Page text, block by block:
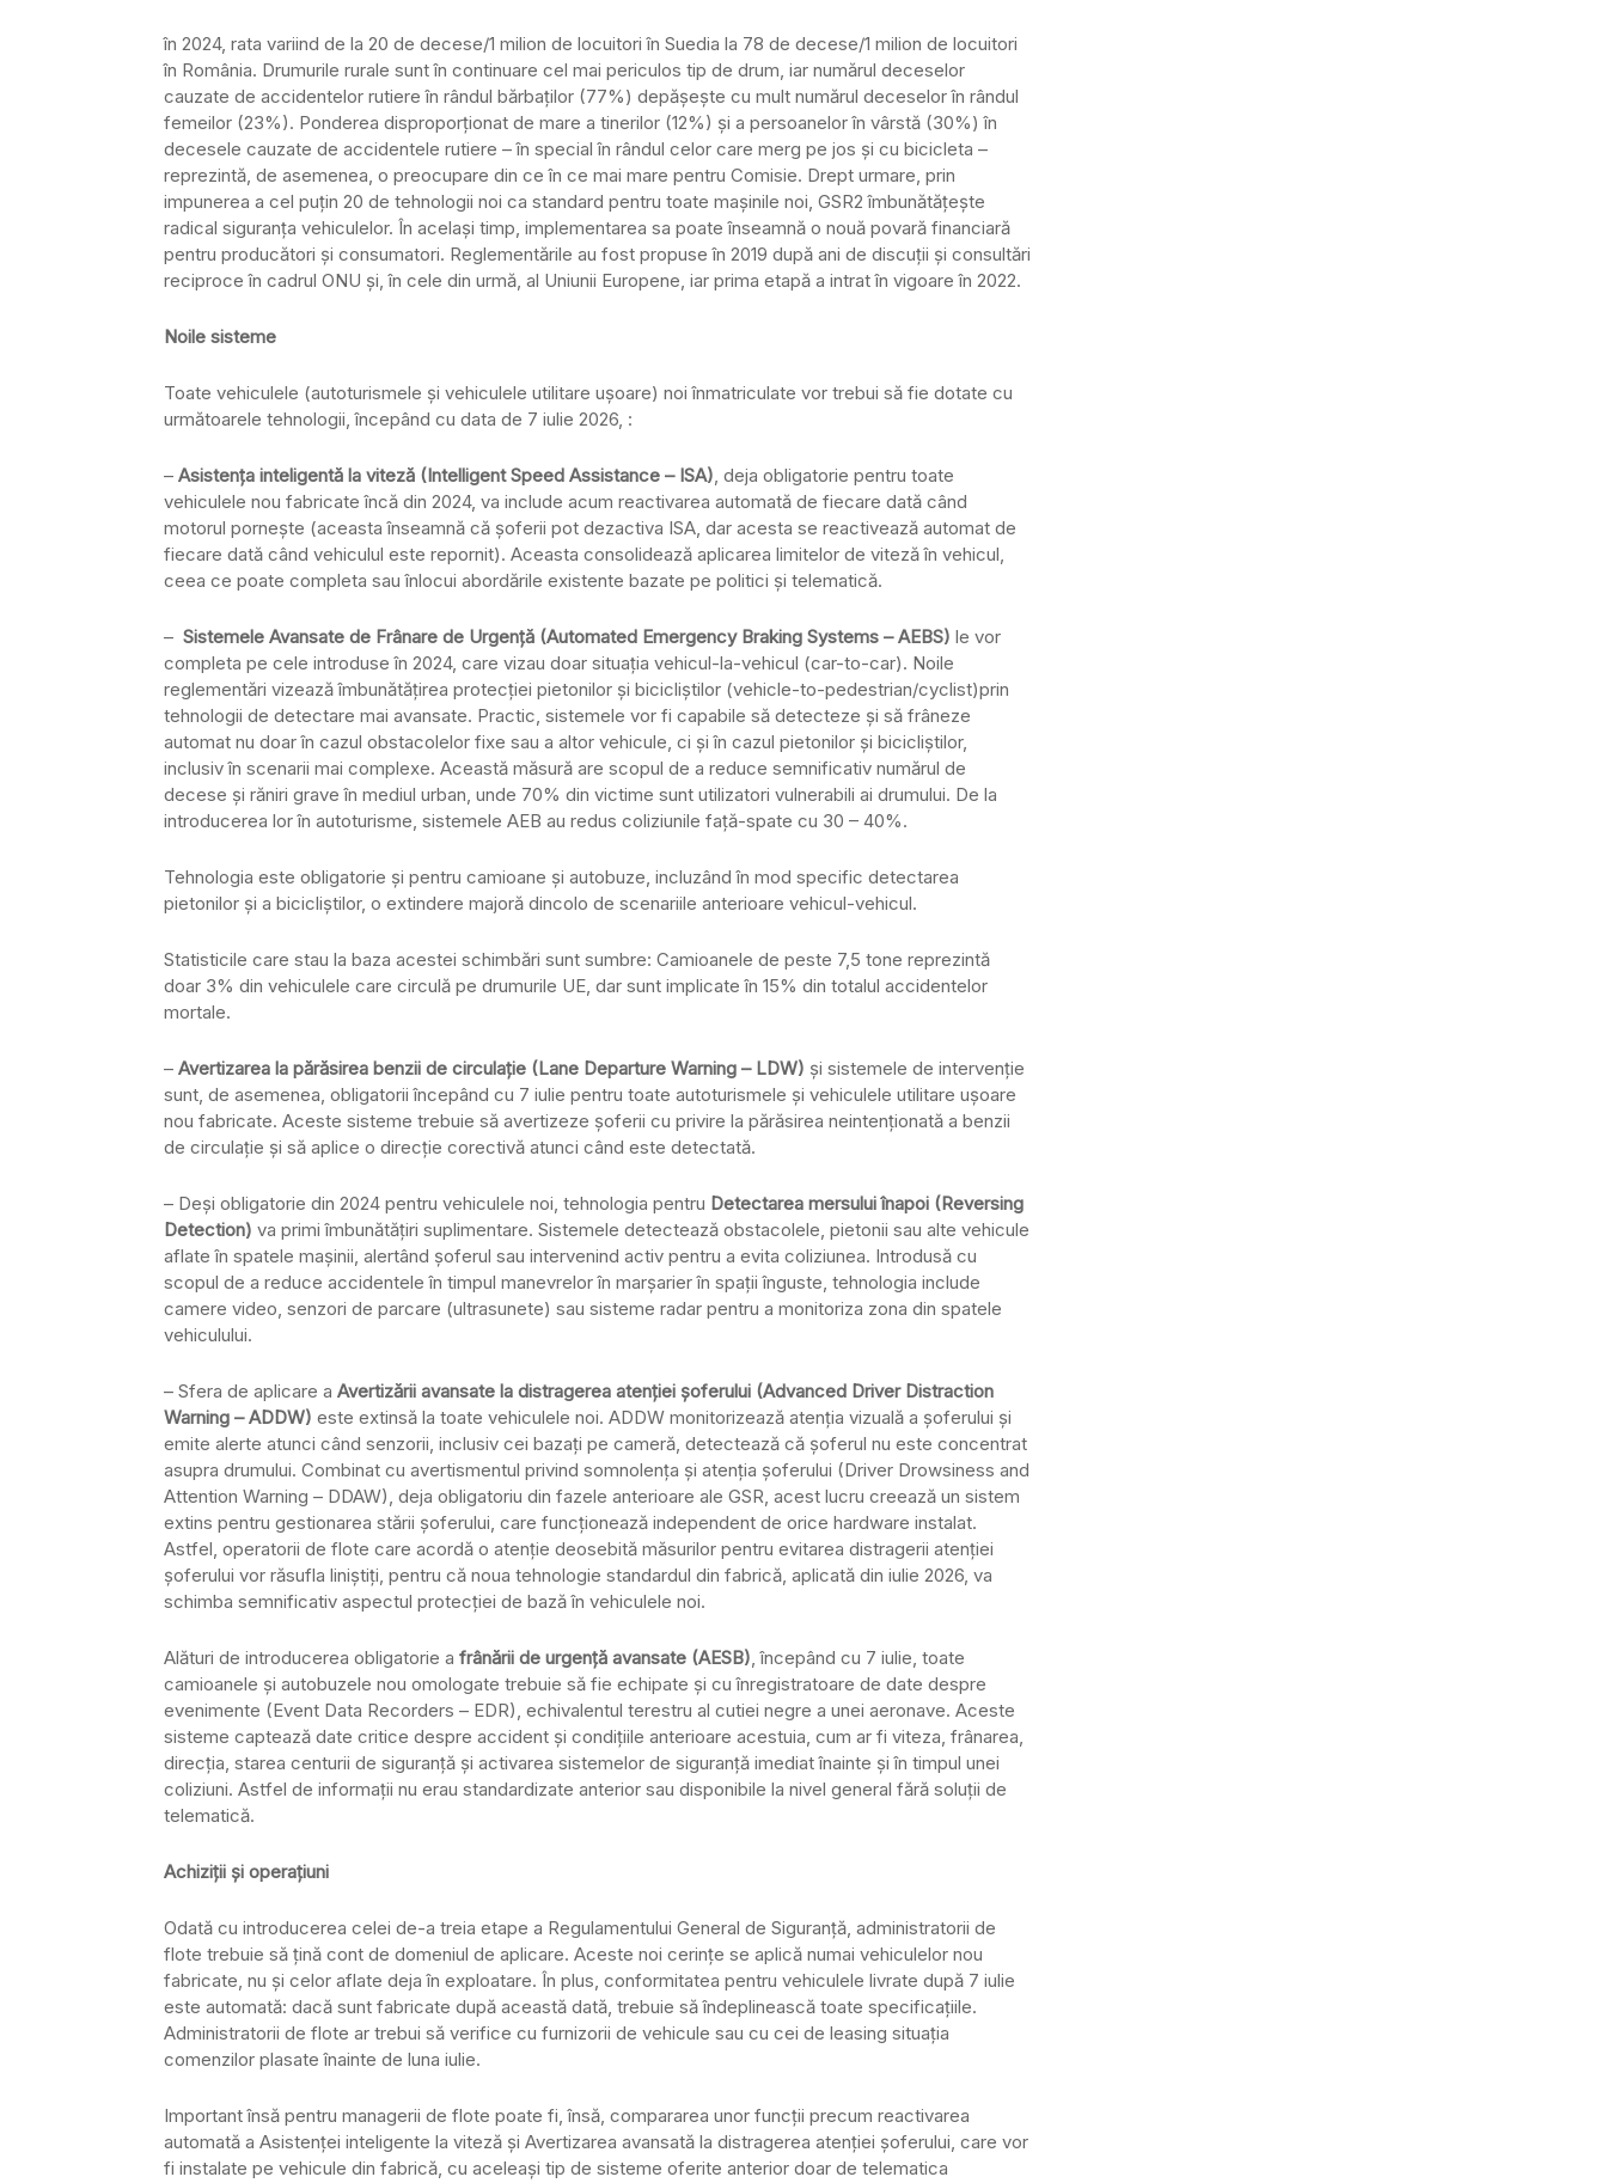
în 2024, rata variind de la 20 de decese/1 milion de locuitori în Suedia la 78 de decese/1 milion de locuitori
în România. Drumurile rurale sunt în continuare cel mai periculos tip de drum, iar numărul deceselor
cauzate de accidentelor rutiere în rândul bărbaților (77%) depășește cu mult numărul deceselor în rândul
femeilor (23%). Ponderea disproporționat de mare a tinerilor (12%) și a persoanelor în vârstă (30%) în
decesele cauzate de accidentele rutiere – în special în rândul celor care merg pe jos și cu bicicleta –
reprezintă, de asemenea, o preocupare din ce în ce mai mare pentru Comisie. Drept urmare, prin
impunerea a cel puțin 20 de tehnologii noi ca standard pentru toate mașinile noi, GSR2 îmbunătățește
radical siguranța vehiculelor. În același timp, implementarea sa poate înseamnă o nouă povară financiară
pentru producători și consumatori. Reglementările au fost propuse în 2019 după ani de discuții și consultări
reciproce în cadrul ONU și, în cele din urmă, al Uniunii Europene, iar prima etapă a intrat în vigoare în 2022.
Noile sisteme
Toate vehiculele (autoturismele și vehiculele utilitare ușoare) noi înmatriculate vor trebui să fie dotate cu
următoarele tehnologii, începând cu data de 7 iulie 2026, :
– Asistența inteligentă la viteză (Intelligent Speed Assistance – ISA), deja obligatorie pentru toate
vehiculele nou fabricate încă din 2024, va include acum reactivarea automată de fiecare dată când
motorul pornește (aceasta înseamnă că șoferii pot dezactiva ISA, dar acesta se reactivează automat de
fiecare dată când vehiculul este repornit). Aceasta consolidează aplicarea limitelor de viteză în vehicul,
ceea ce poate completa sau înlocui abordările existente bazate pe politici și telematică.
– Sistemele Avansate de Frânare de Urgență (Automated Emergency Braking Systems – AEBS) le vor
completa pe cele introduse în 2024, care vizau doar situația vehicul-la-vehicul (car-to-car). Noile
reglementări vizează îmbunătățirea protecției pietonilor și bicicliștilor (vehicle-to-pedestrian/cyclist)prin
tehnologii de detectare mai avansate. Practic, sistemele vor fi capabile să detecteze și să frâneze
automat nu doar în cazul obstacolelor fixe sau a altor vehicule, ci și în cazul pietonilor și bicicliștilor,
inclusiv în scenarii mai complexe. Această măsură are scopul de a reduce semnificativ numărul de
decese și răniri grave în mediul urban, unde 70% din victime sunt utilizatori vulnerabili ai drumului. De la
introducerea lor în autoturisme, sistemele AEB au redus coliziunile față-spate cu 30 – 40%.
Tehnologia este obligatorie și pentru camioane și autobuze, incluzând în mod specific detectarea
pietonilor și a bicicliștilor, o extindere majoră dincolo de scenariile anterioare vehicul-vehicul.
Statisticile care stau la baza acestei schimbări sunt sumbre: Camioanele de peste 7,5 tone reprezintă
doar 3% din vehiculele care circulă pe drumurile UE, dar sunt implicate în 15% din totalul accidentelor
mortale.
– Avertizarea la părăsirea benzii de circulație (Lane Departure Warning – LDW) și sistemele de intervenție
sunt, de asemenea, obligatorii începând cu 7 iulie pentru toate autoturismele și vehiculele utilitare ușoare
nou fabricate. Aceste sisteme trebuie să avertizeze șoferii cu privire la părăsirea neintenționată a benzii
de circulație și să aplice o direcție corectivă atunci când este detectată.
– Deși obligatorie din 2024 pentru vehiculele noi, tehnologia pentru Detectarea mersului înapoi (Reversing
Detection) va primi îmbunătățiri suplimentare. Sistemele detectează obstacolele, pietonii sau alte vehicule
aflate în spatele mașinii, alertând șoferul sau intervenind activ pentru a evita coliziunea. Introdusă cu
scopul de a reduce accidentele în timpul manevrelor în marșarier în spații înguste, tehnologia include
camere video, senzori de parcare (ultrasunete) sau sisteme radar pentru a monitoriza zona din spatele
vehiculului.
– Sfera de aplicare a Avertizării avansate la distragerea atenției șoferului (Advanced Driver Distraction
Warning – ADDW) este extinsă la toate vehiculele noi. ADDW monitorizează atenția vizuală a șoferului și
emite alerte atunci când senzorii, inclusiv cei bazați pe cameră, detectează că șoferul nu este concentrat
asupra drumului. Combinat cu avertismentul privind somnolența și atenția șoferului (Driver Drowsiness and
Attention Warning – DDAW), deja obligatoriu din fazele anterioare ale GSR, acest lucru creează un sistem
extins pentru gestionarea stării șoferului, care funcționează independent de orice hardware instalat.
Astfel, operatorii de flote care acordă o atenție deosebită măsurilor pentru evitarea distragerii atenției
șoferului vor răsufla liniștiți, pentru că noua tehnologie standardul din fabrică, aplicată din iulie 2026, va
schimba semnificativ aspectul protecției de bază în vehiculele noi.
Alături de introducerea obligatorie a frânării de urgență avansate (AESB), începând cu 7 iulie, toate
camioanele și autobuzele nou omologate trebuie să fie echipate și cu înregistratoare de date despre
evenimente (Event Data Recorders – EDR), echivalentul terestru al cutiei negre a unei aeronave. Aceste
sisteme captează date critice despre accident și condițiile anterioare acestuia, cum ar fi viteza, frânarea,
direcția, starea centurii de siguranță și activarea sistemelor de siguranță imediat înainte și în timpul unei
coliziuni. Astfel de informații nu erau standardizate anterior sau disponibile la nivel general fără soluții de
telematică.
Achiziții și operațiuni
Odată cu introducerea celei de-a treia etape a Regulamentului General de Siguranță, administratorii de
flote trebuie să țină cont de domeniul de aplicare. Aceste noi cerințe se aplică numai vehiculelor nou
fabricate, nu și celor aflate deja în exploatare. În plus, conformitatea pentru vehiculele livrate după 7 iulie
este automată: dacă sunt fabricate după această dată, trebuie să îndeplinească toate specificațiile.
Administratorii de flote ar trebui să verifice cu furnizorii de vehicule sau cu cei de leasing situația
comenzilor plasate înainte de luna iulie.
Important însă pentru managerii de flote poate fi, însă, compararea unor funcții precum reactivarea
automată a Asistenței inteligente la viteză și Avertizarea avansată la distragerea atenției șoferului, care vor
fi instalate pe vehicule din fabrică, cu aceleași tip de sisteme oferite anterior doar de telematica